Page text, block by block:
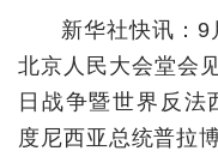
武汉
世相
新华社快讯：9
北京人民大会堂会
日战争暨世界反法
度尼西亚总统普拉博